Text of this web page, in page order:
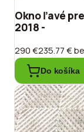
Okno ľavé
2018 -
290 €235.77 €
Do košíka